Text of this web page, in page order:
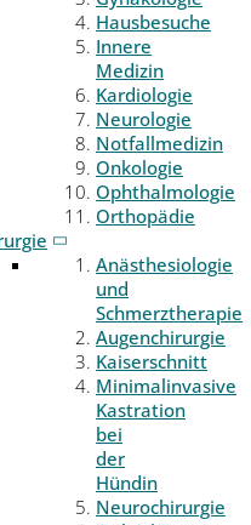
Hausbesuche
Innere
Medizin
Kardiologie
Neurologie
Notfallmedizin
Onkologie
Ophthalmologie
Orthopädie
Anästhesiologie
und
Schmerztherapie
Augenchirurgie
Kaiserschnitt
Minimalinvasive
Kastration
bei
der
Hündin
Neurochirurgie